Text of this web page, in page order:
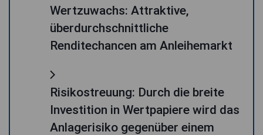
Wertzuwachs: Attraktive,
überdurchschnittliche
Renditechancen am Anleihemarkt
Risikostreuung: Durch die breite
Investition in Wertpapiere wird das
Anlagerisiko gegenüber einem